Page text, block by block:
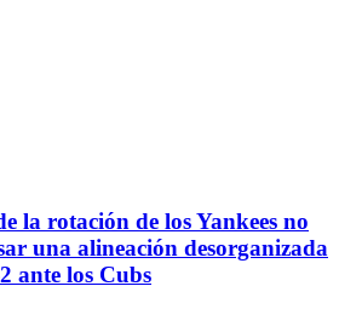
la rotación de los Yankees no
una alineación desorganizada
ante los Cubs